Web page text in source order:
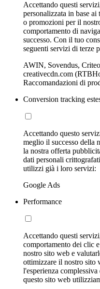
Accettando questi
personalizzata in base
o promozioni per il
comportamento di
successo. Con il tuo
seguenti servizi di terze
AWIN, Sovendus,
creativecdn.com
Raccomandazioni di
Conversion tracking
Accettando questo
meglio il successo della
la nostra offerta
dati personali
utilizzi già i loro servizi:
Google Ads
Performance
Accettando questi
comportamento dei clic
nostro sito web e
ottimizzare il nostro sito
l'esperienza
questo sito web